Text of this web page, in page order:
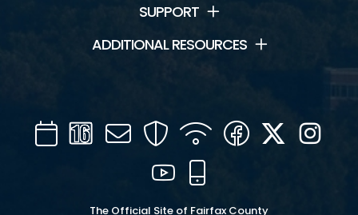
SUPPORT
ADDITIONAL RESOURCES
CalendarChannel
16
Mail SecurityWIFI Facebook
Twitter
YouTube
The Official Site of Fairfax County